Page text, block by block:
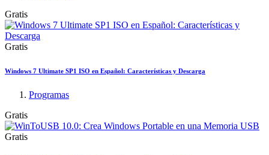
Gratis
Gratis
Windows 7 Ultimate SP1 ISO en Español: Características y Descarga
Programas
Gratis
Gratis